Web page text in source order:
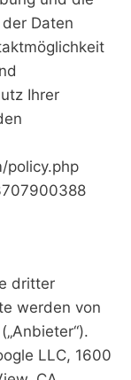
Daten
Ihrer
policy.php
dritter
werden von
LLC, 1600